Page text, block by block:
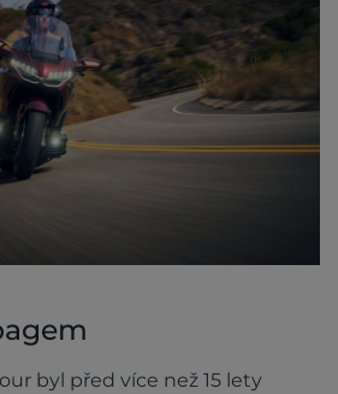
byl před více než 15 lety